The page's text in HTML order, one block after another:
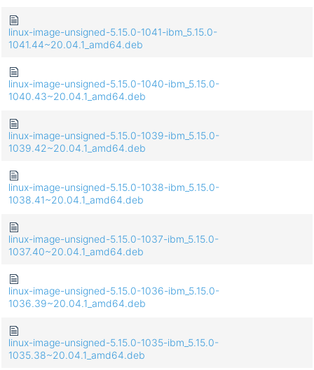
linux-image-unsigned-5.15.0-1041-ibm_5.15.0-
1041.44~20.04.1_amd64.deb
linux-image-unsigned-5.15.0-1040-ibm_5.15.0-
1040.43~20.04.1_amd64.deb
linux-image-unsigned-5.15.0-1039-ibm_5.15.0-
1039.42~20.04.1_amd64.deb
linux-image-unsigned-5.15.0-1038-ibm_5.15.0-
1038.41~20.04.1_amd64.deb
linux-image-unsigned-5.15.0-1037-ibm_5.15.0-
1037.40~20.04.1_amd64.deb
linux-image-unsigned-5.15.0-1036-ibm_5.15.0-
1036.39~20.04.1_amd64.deb
linux-image-unsigned-5.15.0-1035-ibm_5.15.0-
1035.38~20.04.1_amd64.deb